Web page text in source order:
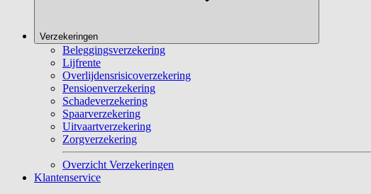
Verzekeringen
Beleggingsverzekering
Lijfrente
Overlijdensrisicoverzekering
Pensioenverzekering
Schadeverzekering
Spaarverzekering
Uitvaartverzekering
Zorgverzekering
Overzicht Verzekeringen
Klantenservice